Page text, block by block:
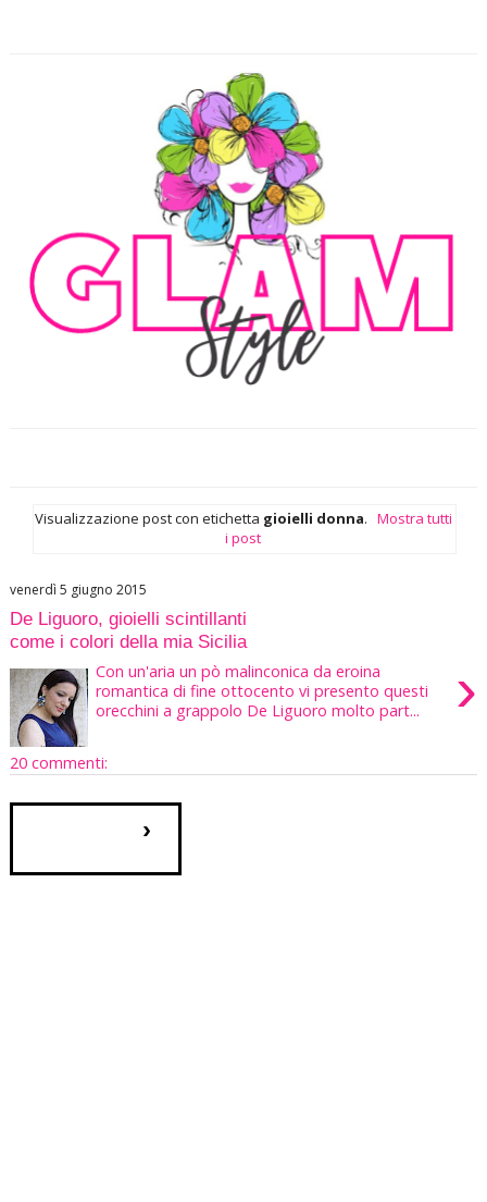
Visualizzazione post con etichetta gioielli donna. Mostra tutti
i post
venerdì 5 giugno 2015
De Liguoro, gioielli scintillanti
come i colori della mia Sicilia
›
Con un'aria un pò malinconica da eroina
romantica di fine ottocento vi presento questi
orecchini a grappolo De Liguoro molto part...
20 commenti:
›